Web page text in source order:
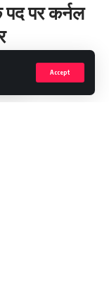
Accept
पद पर कर्नल